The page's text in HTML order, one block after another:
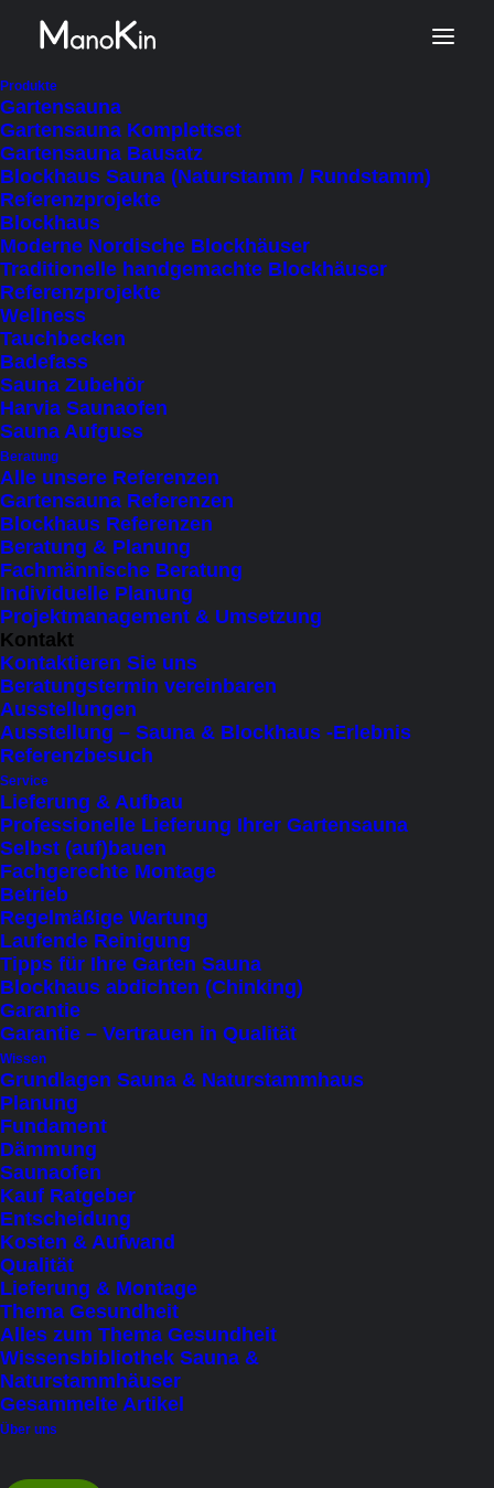
Produkte
Gartensauna
Gartensauna Komplettset
Gartensauna Bausatz
Blockhaus Sauna (Naturstamm / Rundstamm)
Referenzprojekte
Blockhaus
Moderne Nordische Blockhäuser
Traditionelle handgemachte Blockhäuser
Referenzprojekte
Wellness
Tauchbecken
Badefass
Sauna Zubehör
Harvia Saunaofen
Sauna Aufguss
Beratung
Alle unsere Referenzen
Gartensauna Referenzen
Blockhaus Referenzen
Beratung & Planung
Fachmännische Beratung
Individuelle Planung
Projektmanagement & Umsetzung
Kontakt
Kontaktieren Sie uns
Beratungstermin vereinbaren
Ausstellungen
Ausstellung – Sauna & Blockhaus -Erlebnis
Referenzbesuch
Service
Lieferung & Aufbau
Professionelle Lieferung Ihrer Gartensauna
Selbst (auf)bauen
Fachgerechte Montage
Betrieb
Regelmäßige Wartung
Laufende Reinigung
Tipps für Ihre Garten Sauna
Blockhaus abdichten (Chinking)
Garantie
Garantie – Vertrauen in Qualität
Wissen
Grundlagen Sauna & Naturstammhaus
Planung
Fundament
Dämmung
Saunaofen
Kauf Ratgeber
Entscheidung
Kosten & Aufwand
Qualität
Lieferung & Montage
Thema Gesundheit
Alles zum Thema Gesundheit
Wissensbibliothek Sauna &
Naturstammhäuser
Gesammelte Artikel
Über uns
Start
Nein
Nein
FILTER AUSBLENDEN
NACH BELIEBTHEIT SORTIERT
NACH AKTUALITÄT SORTIEREN
NACH PREIS SORTIEREN: AUFSTEIGEND
11 items
× Close
Produktkategorie
Kapazität
1 Person liegend
bis 3 Personen (sitzend)(2)
bis 4 Personen (sitzend)
bis 5 Personen (sitzend)
bis 6 Personen (sitzend)
bis 7 Personen (sitzend)
bis 8 Personen (sitzend)(2)
Elektroofen(11)
Holzofen
Infrarot
Zweite Klimazone
Ja
Nein(1)
Preis
Under€ 100 (1)
€